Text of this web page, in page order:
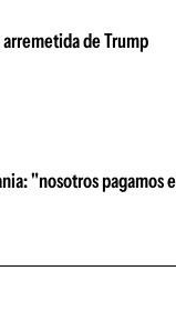
de Trump
"nosotros pagamos